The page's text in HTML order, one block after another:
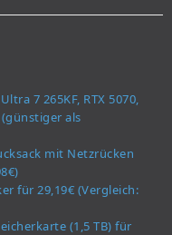
7 265KF, RTX 5070,
(günstiger als
mit Netzrücken
für 29,19€ (Vergleich:
(1,5 TB) für